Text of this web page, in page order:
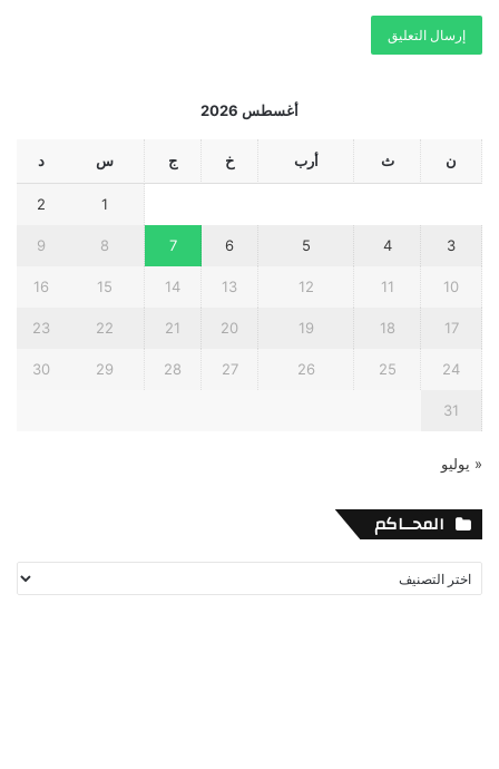
أغسطس 2026
ن ث أرب خ ج س د
1
2
3
4
5
6
7
8
9
10
11
12
13
14
15
16
17
18
19
20
21
22
23
24
25
26
27
28
29
30
31
« يوليو
المحــاكم
المحــاكم